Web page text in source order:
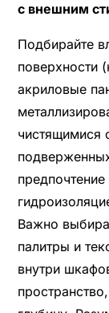
с внешним
Подбирайте
поверхности
акриловые
чистящимися
Важно
палитры и
внутри